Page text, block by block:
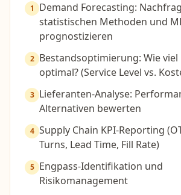
1
Demand Forecasting:
statistischen Methoden und
prognostizieren
2 Bestandsoptimierung: Wie viel
optimal? (Service Level vs.
3 Lieferanten-Analyse:
Alternativen bewerten
4 Supply Chain KPI-Reporting
Turns, Lead Time, Fill Rate)
5 Engpass-Identifikation und
Risikomanagement